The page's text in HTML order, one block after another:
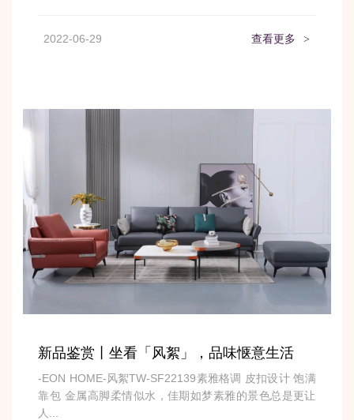
2022-06-29 查看更多 >
新品鉴赏丨坐看「风絮」，品味惬意生活
-EON HOME-风絮TW-SF22139素雅格调 皮扣设计 饱满
靠包 金属高脚柔情似水，佳期如梦素雅的景色总是更让
人...